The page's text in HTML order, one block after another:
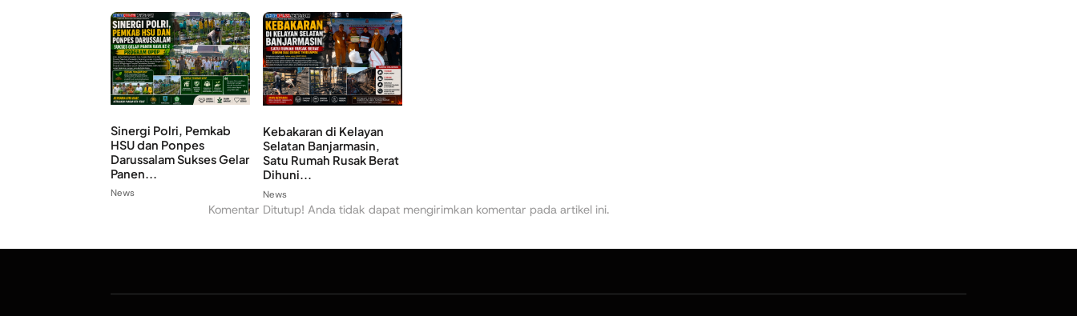
Sinergi Polri, Pemkab
HSU dan Ponpes
Darussalam Sukses Gelar
Panen...
News
Kebakaran di Kelayan
Selatan Banjarmasin,
Satu Rumah Rusak Berat
Dihuni...
News
Komentar Ditutup! Anda tidak dapat mengirimkan komentar pada artikel ini.